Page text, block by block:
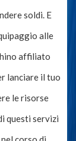
soldi. E
alle
affiliato
lanciare il tuo
le risorse
questi servizi